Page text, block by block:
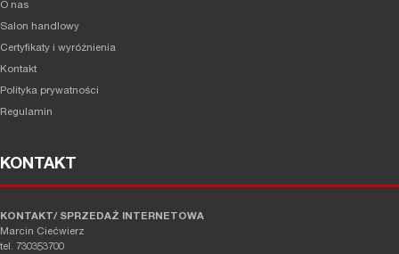
O nas
Salon handlowy
Certyfikaty i wyróżnienia
Kontakt
Polityka prywatności
Regulamin
KONTAKT
KONTAKT/ SPRZEDAŻ INTERNETOWA
Marcin Ciećwierz
tel. 730353700